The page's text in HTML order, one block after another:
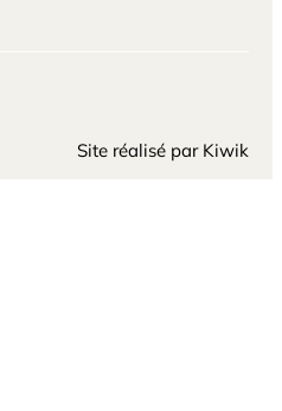
Site réalisé par Kiwik